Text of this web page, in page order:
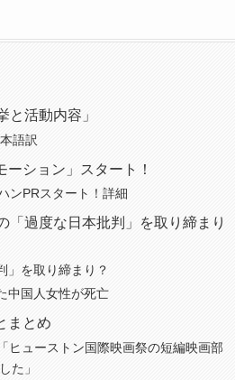
と活動内容」
語訳
ション」スタート！
ンPRスタート！詳細
「過度な日本批判」を取り締まり
」を取り締まり？
中国人女性が死亡
まとめ
ヒューストン国際映画祭の短編映画部
た」